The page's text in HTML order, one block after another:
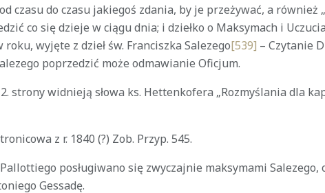
czasu do czasu jakiegoś zdania, by je przeżywać, a również
co się dzieje w ciągu dnia; i dziełko o Maksymach i
wyjęte z dzieł św. Franciszka Salezego[539] – Czytanie
poprzedzić może odmawianie Oficjum.
strony widnieją słowa ks. Hettenkofera „Rozmyślania dla
z r. 1840 (?) Zob. Przyp. 545.
posługiwano się zwyczajnie maksymami Salezego,
Gessadę.